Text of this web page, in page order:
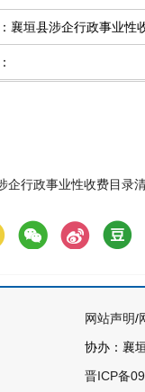
： 襄垣县涉企行政事业性
：
企行政事业性收费目录
网站声明/
协办：襄
晋ICP备